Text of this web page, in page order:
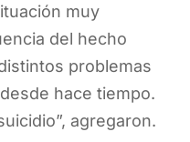
muy
del hecho
problemas
hace tiempo.
agregaron.